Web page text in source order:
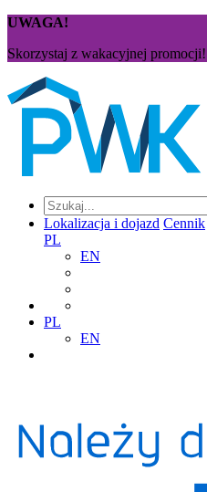
UWAGA!
Skorzystaj z wakacyjnej promocji!
Lokalizacja i dojazd Cennik
PL
EN
PL
EN